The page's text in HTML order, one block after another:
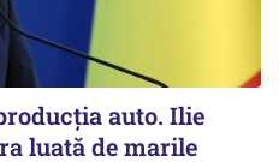
auto. Ilie
luată de marile